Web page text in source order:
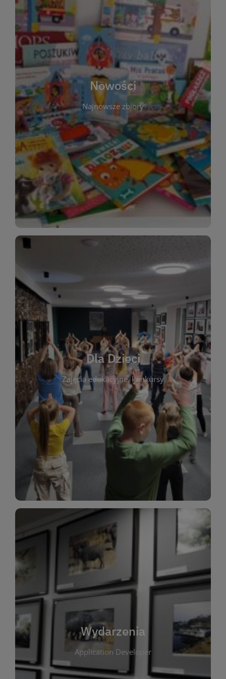
Nowości
Najnowsze zbiory
W tej sekcji prezentujemy najnowsze książki,
audiobooki oraz filmy, które właśnie trafiły do
zbiorów Miejskiej Biblioteki Publicznej w
Starachowicach. Regularnie aktualizujemy listę,
aby Czytelnicy mogli na bieżąco odkrywać świeże
tytuły i najciekawsze premiery wydawnicze. Każda
pozycja opatrzona jest krótkim opisem i
informacją o dostępności w katalogu. Zachęcamy
do częstych odwiedzin – nowości pojawiają się
niemal każdego tygodnia! Dzięki tej zakładce
zawsze będziesz wiedzieć, co warto przeczytać
jako pierwsze.
WIĘCEJ
Dla Dzieci
Zajęcia edukacyjne, konkursy
Dla Dzieci
To miejsce stworzone z myślą o najmłodszych
czytelnikach i ich rodzicach. Znajdziesz tu
informacje o zajęciach edukacyjnych, konkursach
plastycznych i spotkaniach z autorami książek dla
dzieci. Biblioteka oferuje bogaty wybór bajek,
opowiadań i lektur szkolnych, a także przyjazny
kącik do wspólnego czytania. Pragniemy
rozbudzać miłość do książek od najmłodszych lat.
Zapraszamy do wspólnej zabawy i odkrywania
świata literatury!
WIĘCEJ
Wydarzenia
Application Developer
Wydarzenia
W tej zakładce publikujemy informacje o
wszystkich wydarzeniach organizowanych przez
bibliotekę. Znajdziesz tu zapowiedzi spotkań
autorskich, warsztatów, prelekcji i zajęć
tematycznych dla różnych grup wiekowych. Każde
wydarzenie ma na celu promowanie kultury
czytelniczej oraz integrację społeczności lokalnej.
Dzięki kalendarzowi wydarzeń możesz łatwo